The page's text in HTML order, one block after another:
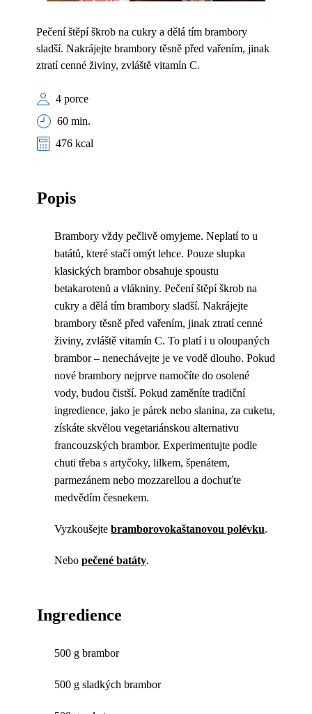
Pečení štěpí škrob na cukry a dělá tím brambory
sladší. Nakrájejte brambory těsně před vařením, jinak
ztratí cenné živiny, zvláště vitamín C.
4 porce
60 min.
476 kcal
Popis
Brambory vždy pečlivě omyjeme. Neplatí to u
batátů, které stačí omýt lehce. Pouze slupka
klasických brambor obsahuje spoustu
betakarotenů a vlákniny. Pečení štěpí škrob na
cukry a dělá tím brambory sladší. Nakrájejte
brambory těsně před vařením, jinak ztratí cenné
živiny, zvláště vitamín C. To platí i u oloupaných
brambor – nenechávejte je ve vodě dlouho. Pokud
nové brambory nejprve namočíte do osolené
vody, budou čistší. Pokud zaměníte tradiční
ingredience, jako je párek nebo slanina, za cuketu,
získáte skvělou vegetariánskou alternativu
francouzských brambor. Experimentujte podle
chuti třeba s artyčoky, lilkem, špenátem,
parmezánem nebo mozzarellou a dochuťte
medvědím česnekem.
Vyzkoušejte bramborovokaštanovou polévku.
Nebo pečené batáty.
Ingredience
500 g brambor
500 g sladkých brambor